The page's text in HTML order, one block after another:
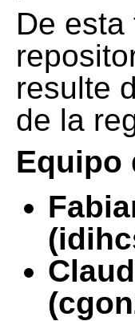
De
resulte
de la
Equipo